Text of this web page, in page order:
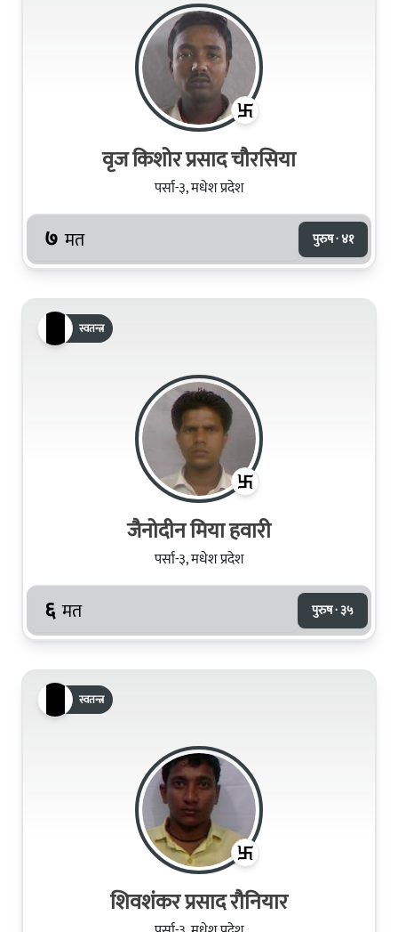
वृज किशोर प्रसाद चौरसिया
पर्सा-३, मधेश प्रदेश
७ मत पुरुष · ४१
स्वतन्त्र
जैनोदीन मिया हवारी
पर्सा-३, मधेश प्रदेश
६ मत पुरुष · ३५
स्वतन्त्र
शिवशंकर प्रसाद रौनियार